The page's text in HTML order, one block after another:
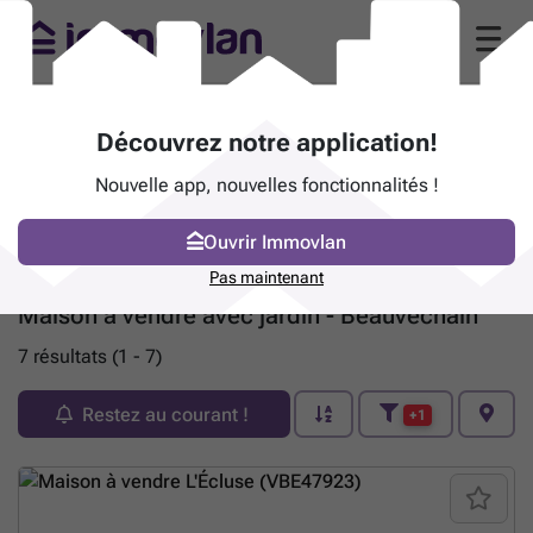
Maison à vendre avec jardin - Beauvechain
7 résultats (1 - 7)
Restez au courant ! +1
Découvrez notre application!
Nouvelle app, nouvelles fonctionnalités !
Ouvrir Immovlan
Pas maintenant